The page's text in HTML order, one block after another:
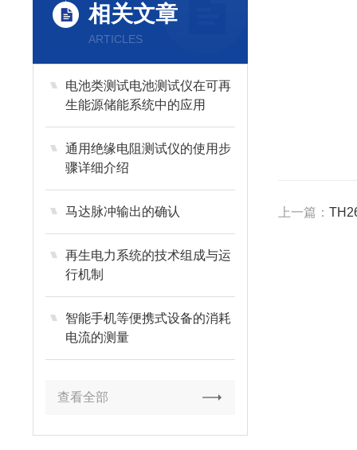
相关文章
ARTICLES
电池类测试电池测试仪在可再
生能源储能系统中的应用
通用绝缘电阻测试仪的使用步
骤详细介绍
马达脉冲输出的确认
再生电力系统的技术组成与运
行机制
智能手机等便携式设备的消耗
电流的测量
查看全部
上一篇：